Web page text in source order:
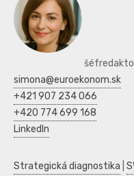
simona@euroekonom.sk
+421 907 234 066
+420 774 699 168
LinkedIn
Strategická diagnostika